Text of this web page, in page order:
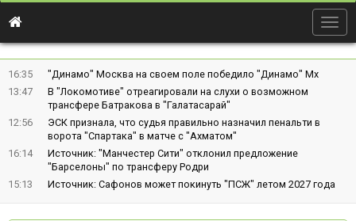
16:35
"Динамо" Москва на своем поле победило "Динамо" Мх
13:47
В "Локомотиве" отреагировали на слухи о возможном
трансфере Батракова в "Галатасарай"
12:56
ЭСК признала, что судья правильно назначил пенальти в
ворота "Спартака" в матче с "Ахматом"
16:14
Источник: "Манчестер Сити" отклонил предложение
"Барселоны" по трансферу Родри
15:13
Источник: Сафонов может покинуть "ПСЖ" летом 2027 года